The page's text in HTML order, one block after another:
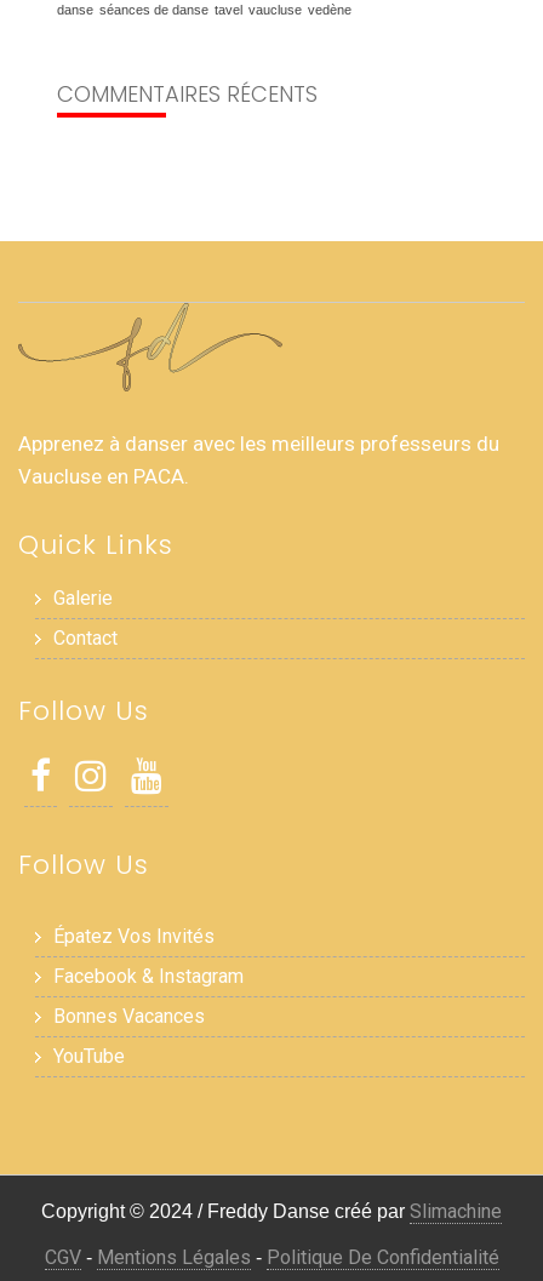
danse séances de danse tavel vaucluse vedène
COMMENTAIRES RÉCENTS
Apprenez à danser avec les meilleurs professeurs du
Vaucluse en PACA.
Quick Links
Galerie
Contact
Follow Us
Follow Us
Épatez Vos Invités
Facebook & Instagram
Bonnes Vacances
YouTube
Copyright © 2024 / Freddy Danse créé par Slimachine
CGV- Mentions Légales - Politique De Confidentialité